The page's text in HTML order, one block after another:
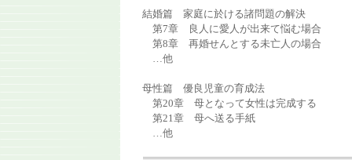
結婚篇 家庭に於ける諸問題の解決
第7章 良人に愛人が出来て悩む場合
第8章 再婚せんとする未亡人の場合
…他
母性篇 優良児童の育成法
第20章 母となって女性は完成する
第21章 母へ送る手紙
…他